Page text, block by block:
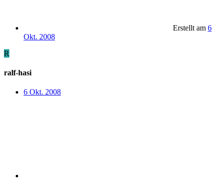
Erstellt am 6
Okt. 2008
R
ralf-hasi
6 Okt. 2008